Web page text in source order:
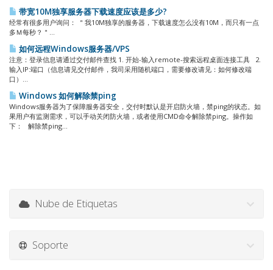
带宽10M独享服务器下载速度应该是多少?
经常有很多用户询问： ＂我10M独享的服务器，下载速度怎么没有10M，而只有一点
多Ｍ每秒？＂...
如何远程Windows服务器/VPS
注意：登录信息请通过交付邮件查找 1. 开始-输入remote-搜索远程桌面连接工具 2.
输入IP:端口（信息请见交付邮件，我司采用随机端口，需要修改请见：如何修改端
口）...
Windows 如何解除禁ping
Windows服务器为了保障服务器安全，交付时默认是开启防火墙，禁ping的状态。如
果用户有监测需求，可以手动关闭防火墙，或者使用CMD命令解除禁ping。操作如
下： 解除禁ping...
Nube de Etiquetas
Soporte